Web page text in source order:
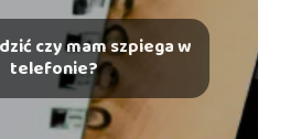
czy mam szpiega w
telefonie?